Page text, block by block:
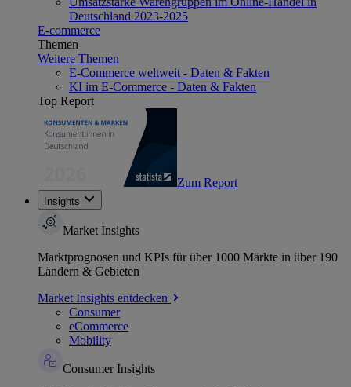
Deutschland 2023-2025
E-commerce
Themen
Weitere Themen
E-Commerce weltweit - Daten & Fakten
KI im E-Commerce - Daten & Fakten
Top Report
Zum Report
Insights
Market Insights
Marktprognosen und KPIs für über 1000 Märkte in über 190
Ländern & Gebieten
Market Insights entdecken
Consumer
eCommerce
Mobility
Consumer Insights